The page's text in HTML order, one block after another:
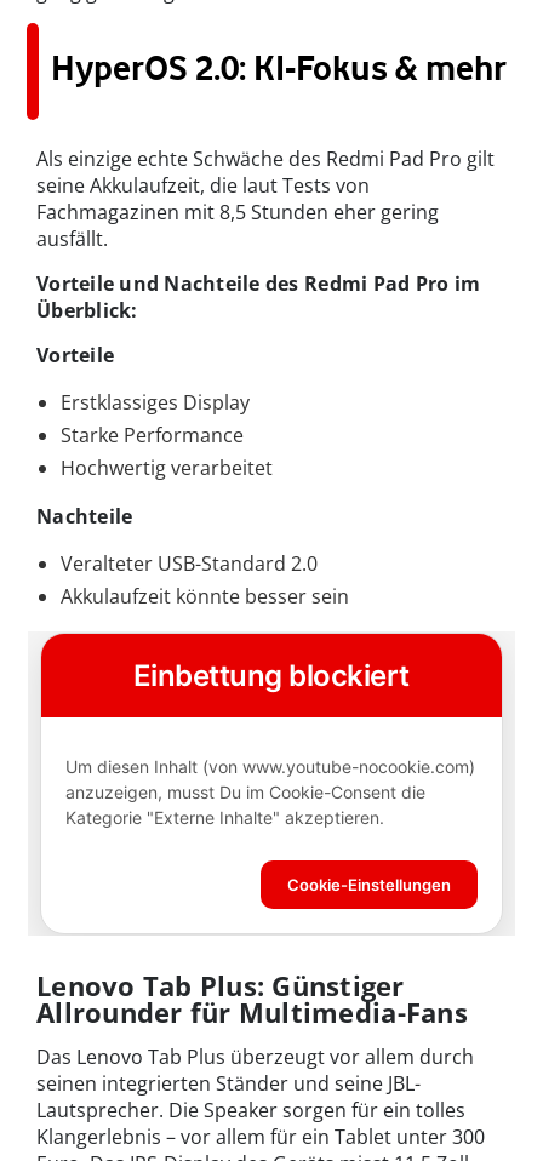
HyperOS 2.0: KI-Fokus & mehr
Als einzige echte Schwäche des Redmi Pad Pro gilt
seine Akkulaufzeit, die laut Tests von
Fachmagazinen mit 8,5 Stunden eher gering
ausfällt.
Vorteile und Nachteile des Redmi Pad Pro im
Überblick:
Vorteile
Erstklassiges Display
Starke Performance
Hochwertig verarbeitet
Nachteile
Veralteter USB-Standard 2.0
Akkulaufzeit könnte besser sein
Lenovo Tab Plus: Günstiger
Allrounder für Multimedia-Fans
Das Lenovo Tab Plus überzeugt vor allem durch
seinen integrierten Ständer und seine JBL-
Lautsprecher. Die Speaker sorgen für ein tolles
Klangerlebnis – vor allem für ein Tablet unter 300